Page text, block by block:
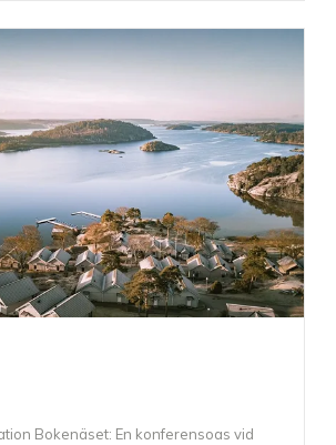
Bokenäset: En konferensoas vid